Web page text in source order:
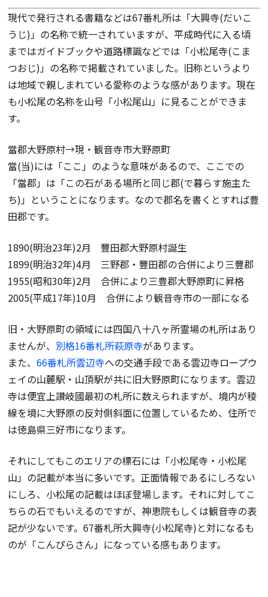
現代で発行される書籍などは67番札所は「大興寺(だいこ
うじ)」の名称で統一されていますが、平成時代に入る頃
まではガイドブックや道路標識などでは「小松尾寺(こま
つおじ)」の名称で掲載されていました。旧称というより
は地域で親しまれている愛称のような感があります。現在
も小松尾の名称を山号「小松尾山」に見ることができま
す。
當郡大野原村→現・観音寺市大野原町
當(当)には「ここ」のような意味があるので、ここでの
「當郡」は「この石がある場所と同じ郡(で暮らす施主た
ち)」ということになります。なので郡名を書くとすれば豊
田郡です。
1890(明治23年)2月 豐田郡大野原村誕生
1899(明治32年)4月 三野郡・豐田郡の合併により三豐郡
1955(昭和30年)2月 合併により三豊郡大野原町に昇格
2005(平成17年)10月 合併により観音寺市の一部になる
旧・大野原町の領域には四国八十八ヶ所霊場の札所はあり
ませんが、 別格16番札所萩原寺があります。
また、66番札所雲辺寺への交通手段である雲辺寺ロープウ
ェイの山麓駅・山頂駅が共に旧大野原町になります。雲辺
寺は便宜上讃岐國最初の札所に数えられますが、境内が稜
線を境に大野原の反対側斜面に位置しているため、住所で
は徳島県三好市になります。
それにしてもこのエリアの標石には「小松尾寺・小松尾
山」の記載が本当に多いです。正面情報であるにしろない
にしろ、小松尾の記載はほぼ登場します。それに対してこ
ちらの石でもいえるのですが、神恵院もしくは観音寺の表
記が少ないです。67番札所大興寺(小松尾寺)と対になるも
のが「こんぴらさん」になっている感もあります。